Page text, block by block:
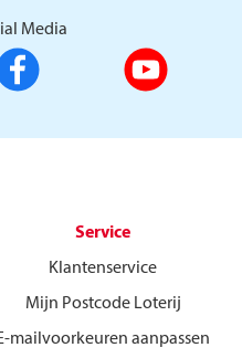
Media
Service
Klantenservice
Mijn Postcode Loterij
mailvoorkeuren aanpassen